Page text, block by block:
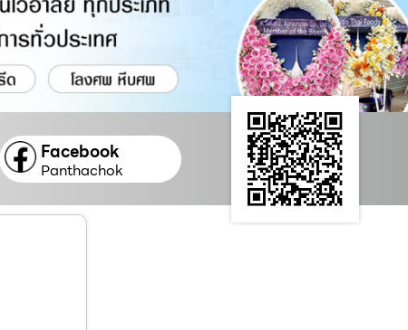
Facebook
Panthachok